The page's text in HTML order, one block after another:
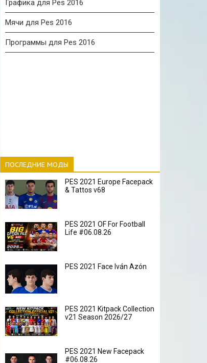
Графика для Pes 2016
Мячи для Pes 2016
Программы для Pes 2016
ПОСЛЕДНИЕ МОДЫ
PES 2021 Europe Facepack
& Tattos v68
PES 2021 OF For Football
Life #06.08.26
PES 2021 Face Iván Azón
PES 2021 Kitpack Collection
v21 Season 2026/27
PES 2021 New Facepack
#06.08.26